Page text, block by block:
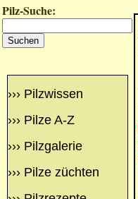
Pilz-Suche:
››› Pilzwissen
››› Pilze A-Z
››› Pilzgalerie
››› Pilze züchten